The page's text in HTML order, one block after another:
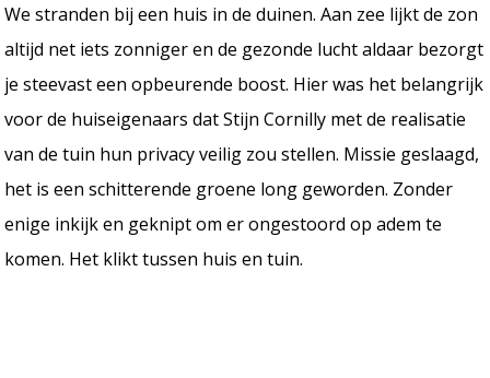
We stranden bij een huis in de duinen. Aan zee lijkt de zon
altijd net iets zonniger en de gezonde lucht aldaar bezorgt
je steevast een opbeurende boost. Hier was het belangrijk
voor de huiseigenaars dat Stijn Cornilly met de realisatie
van de tuin hun privacy veilig zou stellen. Missie geslaagd,
het is een schitterende groene long geworden. Zonder
enige inkijk en geknipt om er ongestoord op adem te
komen. Het klikt tussen huis en tuin.